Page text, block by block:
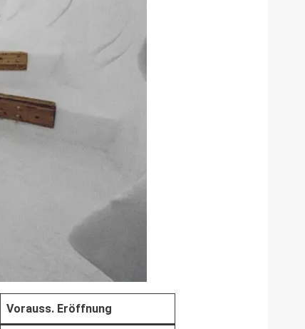
Vorauss. Eröffnung